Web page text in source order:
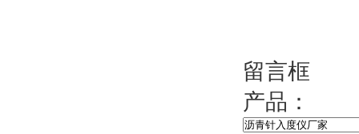
留言框
产品：